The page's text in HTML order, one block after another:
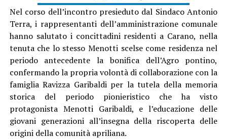
Nel corso dell’incontro presieduto dal Sindaco Antonio
Terra, i rappresentanti dell’amministrazione comunale
hanno salutato i concittadini residenti a Carano, nella
tenuta che lo stesso Menotti scelse come residenza nel
periodo antecedente la bonifica dell’Agro pontino,
confermando la propria volontà di collaborazione con la
famiglia Ravizza Garibaldi per la tutela della memoria
storica del periodo pionieristico che ha visto
protagonista Menotti Garibaldi, e l’educazione delle
giovani generazioni all’insegna della riscoperta delle
origini della comunità apriliana.